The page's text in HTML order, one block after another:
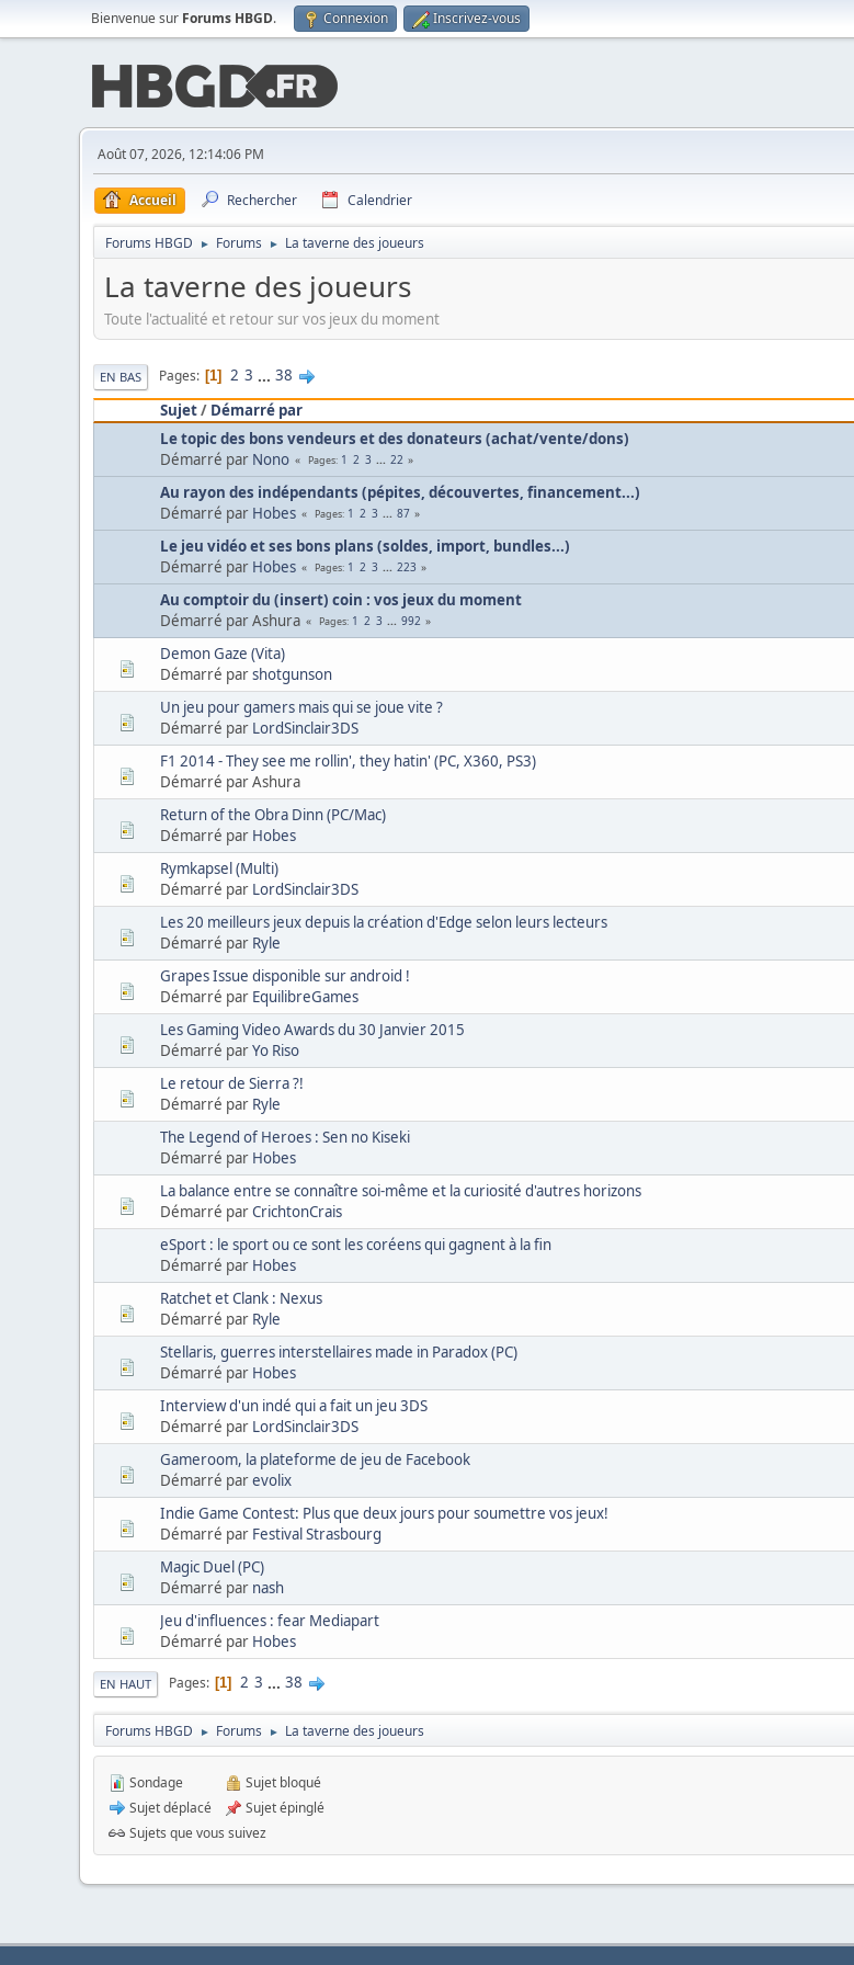
Bienvenue sur Forums HBGD. Connexion Inscrivez-vous
Août 07, 2026, 12:14:06 PM
Accueil Rechercher Calendrier
Forums HBGD ► Forums ► La taverne des joueurs
La taverne des joueurs
Toute l'actualité et retour sur vos jeux du moment
EN BAS Pages 1 2 3 ... 38
Sujet/ Démarré par
Le topic des bons vendeurs et des donateurs (achat/vente/dons)
Démarré par Nono Pages 1 2 3 ... 22
Au rayon des indépendants (pépites, découvertes, financement...)
Démarré par Hobes Pages 1 2 3 ... 87
Le jeu vidéo et ses bons plans (soldes, import, bundles...)
Démarré par Hobes Pages 1 2 3 ... 223
Au comptoir du (insert) coin : vos jeux du moment
Démarré par Ashura
Pages 1 2 3 ... 992
Demon Gaze (Vita)
Démarré parshotgunson
Un jeu pour gamers mais qui se joue vite ?
Démarré par LordSinclair3DS
F1 2014 - They see me rollin', they hatin' (PC, X360, PS3)
Démarré par Ashura
Return of the Obra Dinn (PC/Mac)
Démarré par Hobes
Rymkapsel (Multi)
Démarré par LordSinclair3DS
Les 20 meilleurs jeux depuis la création d'Edge selon leurs lecteurs
Démarré par Ryle
Grapes Issue disponible sur android !
Démarré par EquilibreGames
Les Gaming Video Awards du 30 Janvier 2015
Démarré parYo Riso
Le retour de Sierra ?!
Démarré par Ryle
The Legend of Heroes : Sen no Kiseki
Démarré par Hobes
La balance entre se connaître soi-même et la curiosité d'autres horizons
Démarré parCrichtonCrais
eSport : le sport ou ce sont les coréens qui gagnent à la fin
Démarré par Hobes
Ratchet et Clank : Nexus
Démarré par Ryle
Stellaris, guerres interstellaires made in Paradox (PC)
Démarré par Hobes
Interview d'un indé qui a fait un jeu 3DS
Démarré par LordSinclair3DS
Gameroom, la plateforme de jeu de Facebook
Démarré parevolix
Indie Game Contest: Plus que deux jours pour soumettre vos jeux!
Démarré par Festival Strasbourg
Magic Duel (PC)
Démarré par nash
Jeu d'influences : fear Mediapart
Démarré par Hobes
EN HAUT Pages 1 2 3 ... 38
Forums HBGD ► Forums ► La taverne des joueurs
Sondage
Sujet déplacé
Sujet bloqué
Sujet épinglé
Sujets que vous suivez